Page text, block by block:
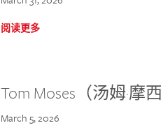
阅读更多
Tom Moses（汤姆·摩
March 5, 2026